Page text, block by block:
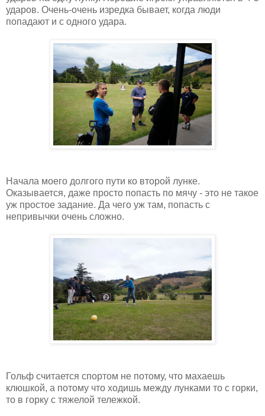
ударов. Очень-очень изредка бывает, когда люди
попадают и с одного удара.
Начала моего долгого пути ко второй лунке.
Оказывается, даже просто попасть по мячу - это не такое
уж простое задание. Да чего уж там, попасть с
непривычки очень сложно.
Гольф считается спортом не потому, что махаешь
клюшкой, а потому что ходишь между лунками то с горки,
то в горку с тяжелой тележкой.